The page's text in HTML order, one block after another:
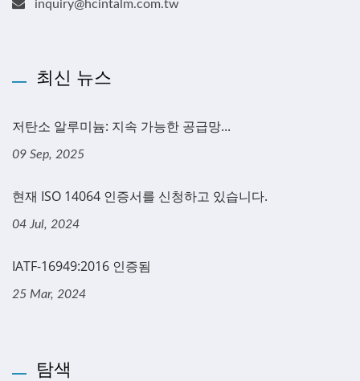
inquiry@hcintalm.com.tw
최신 뉴스
저탄소 알루미늄: 지속 가능한 공급망...
09 Sep, 2025
현재 ISO 14064 인증서를 신청하고 있습니다.
04 Jul, 2024
IATF-16949:2016 인증됨
25 Mar, 2024
탐색